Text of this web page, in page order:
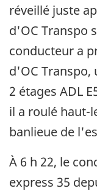
réveillé juste
d'OC Transpo
conducteur a
d'OC Transpo,
2 étages ADL
il a roulé haut-
banlieue de
À 6 h 22, le
express 35